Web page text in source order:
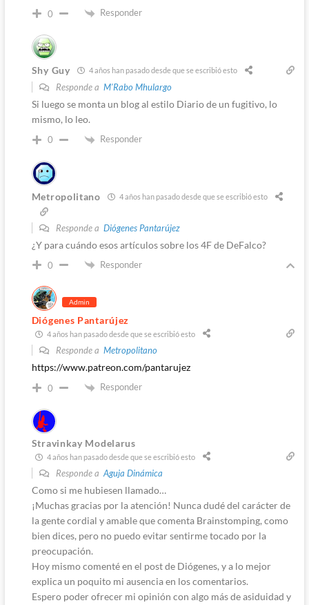
0 Responder
Shy Guy 4 años han pasado desde que se escribió esto
Responde a M'Rabo Mhulargo
Si luego se monta un blog al estilo Diario de un fugitivo, lo
mismo, lo leo.
0 Responder
Metropolitano 4 años han pasado desde que se escribió esto
Responde a Diógenes Pantarújez
¿Y para cuándo esos artículos sobre los 4F de DeFalco?
0 Responder
Admin
Diógenes Pantarújez
4 años han pasado desde que se escribió esto
Responde a Metropolitano
https://www.patreon.com/pantarujez
0 Responder
Stravinkay Modelarus
4 años han pasado desde que se escribió esto
Responde a Aguja Dinámica
Como si me hubiesen llamado…
¡Muchas gracias por la atención! Nunca dudé del carácter de
la gente cordial y amable que comenta Brainstomping, como
bien dices, pero no puedo evitar sentirme tocado por la
preocupación.
Hoy mismo comenté en el post de Diógenes, y a lo mejor
explica un poquito mi ausencia en los comentarios.
Espero poder ofrecer mi opinión con algo más de asiduidad y